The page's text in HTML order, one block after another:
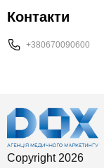
Контакти
+380670090600
Copyright 2026